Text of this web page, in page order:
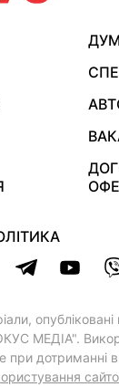
МЕДІА".
при дотриманні